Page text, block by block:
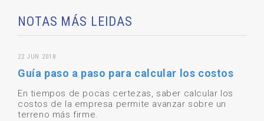
NOTAS MÁS LEIDAS
22 JUN 2018
Guía paso a paso para calcular los costos
En tiempos de pocas certezas, saber calcular los
costos de la empresa permite avanzar sobre un
terreno más firme.